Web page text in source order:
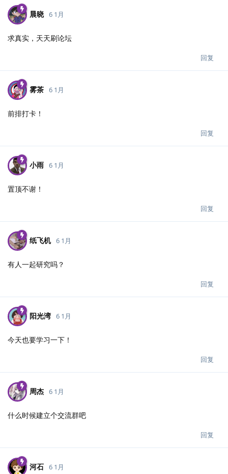
晨晓 6 1月
求真实，天天刷论坛
回复
雾茶 6 1月
前排打卡！
回复
小雨 6 1月
置顶不谢！
回复
纸飞机 6 1月
有人一起研究吗？
回复
阳光湾 6 1月
今天也要学习一下！
回复
周杰 6 1月
什么时候建立个交流群吧
回复
河石 6 1月